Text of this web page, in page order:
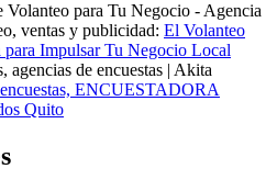
Volanteo para Tu Negocio - Agencia
ventas y publicidad: El Volanteo
Impulsar Tu Negocio Local
agencias de encuestas | Akita
ENCUESTADORA
Quito